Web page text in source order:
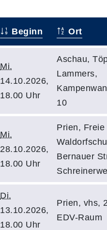
Beginn Ort
Mi.
14.10.2026,
18.00 Uhr
Aschau,
Lammers,
10
Mi.
28.10.2026,
18.00 Uhr
Prien, Freie
Bernauer
Di.
13.10.2026,
18.00 Uhr
Prien, vhs,
EDV-Raum